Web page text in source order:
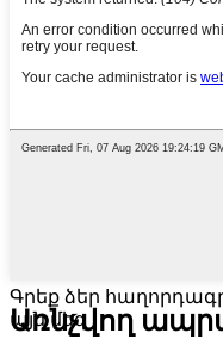
Գրեք ձեր
այն մեզ
Առնչվող